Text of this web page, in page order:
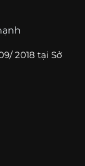
2018 tại Sở